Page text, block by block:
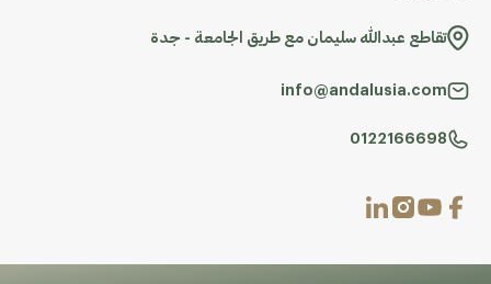
تقاطع عبدالله سليمان مع طريق الجامعة - جدة
info@andalusia.com
0122166698